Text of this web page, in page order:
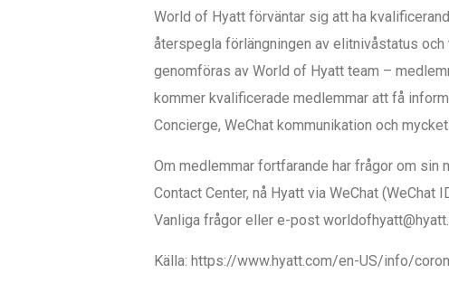
World of Hyatt förväntar sig att ha
återspegla förlängningen av elitnivåstatus
genomföras av World of Hyatt team –
kommer kvalificerade medlemmar att få
Concierge, WeChat kommunikation och mycket
Om medlemmar fortfarande har frågor om sin
Contact Center, nå Hyatt via WeChat
Vanliga frågor eller e-post
Källa: https://www.hyatt.com/en-US/info/